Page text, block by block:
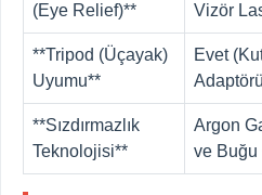
(Eye Relief)**
Vizör
**Tripod (Üçayak)
Uyumu**
Evet
**Sızdırmazlık
Teknolojisi**
Argon
ve Buğu